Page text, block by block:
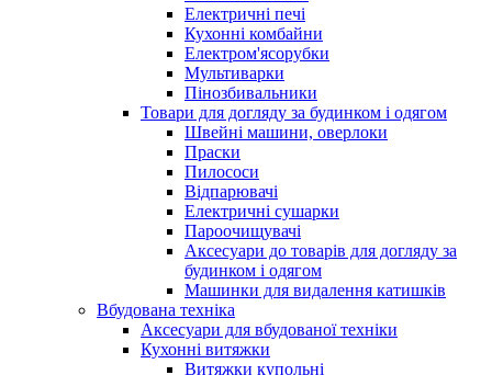
Електричні печі
Кухонні комбайни
Електром'ясорубки
Мультиварки
Пінозбивальники
Товари для догляду за будинком і одягом
Швейні машини, оверлоки
Праски
Пилососи
Відпарювачі
Електричні сушарки
Пароочищувачі
Аксесуари до товарів для догляду за
будинком і одягом
Машинки для видалення катишків
Вбудована техніка
Аксесуари для вбудованої техніки
Кухонні витяжки
Витяжки купольні